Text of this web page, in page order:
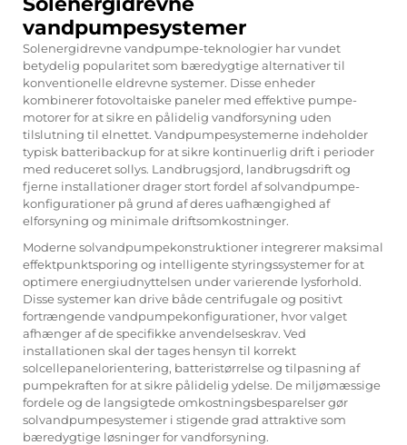
vandpumpesystemer
Solenergidrevne vandpumpe-teknologier har vundet
betydelig popularitet som bæredygtige alternativer til
konventionelle eldrevne systemer. Disse enheder
kombinerer fotovoltaiske paneler med effektive pumpe-
motorer for at sikre en pålidelig vandforsyning uden
tilslutning til elnettet. Vandpumpesystemerne indeholder
typisk batteribackup for at sikre kontinuerlig drift i perioder
med reduceret sollys. Landbrugsjord, landbrugsdrift og
fjerne installationer drager stort fordel af solvandpumpe-
konfigurationer på grund af deres uafhængighed af
elforsyning og minimale driftsomkostninger.
Moderne solvandpumpekonstruktioner integrerer maksimal
effektpunktsporing og intelligente styringssystemer for at
optimere energiudnyttelsen under varierende lysforhold.
Disse systemer kan drive både centrifugale og positivt
fortrængende vandpumpekonfigurationer, hvor valget
afhænger af de specifikke anvendelseskrav. Ved
installationen skal der tages hensyn til korrekt
solcellepanelorientering, batteristørrelse og tilpasning af
pumpekraften for at sikre pålidelig ydelse. De miljømæssige
fordele og de langsigtede omkostningsbesparelser gør
solvandpumpesystemer i stigende grad attraktive som
bæredygtige løsninger for vandforsyning.